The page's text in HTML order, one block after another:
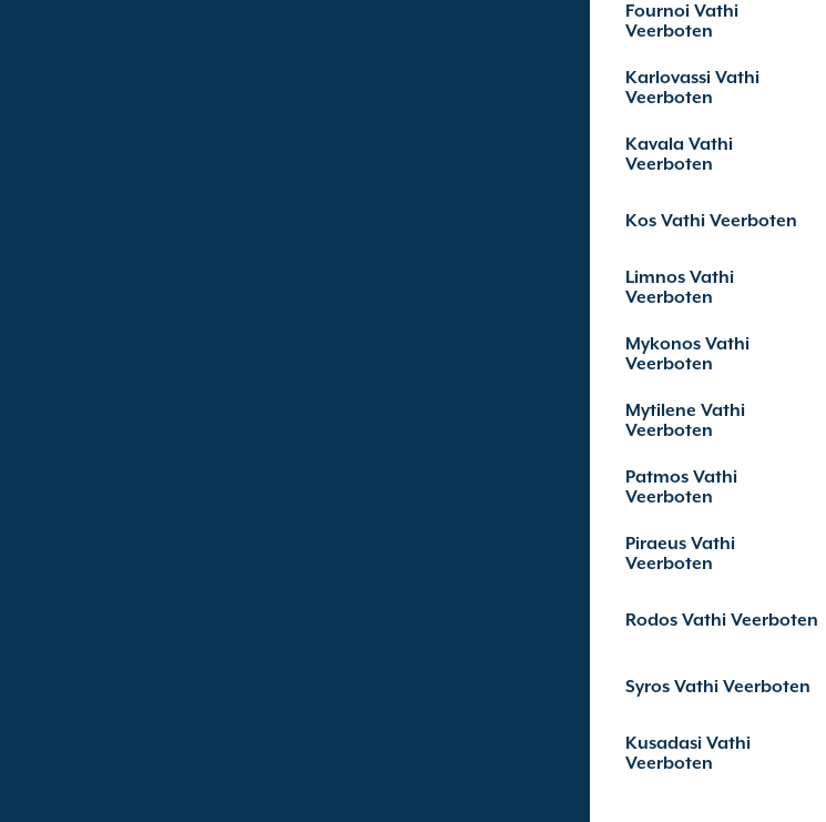
Fournoi Vathi
Veerboten
Karlovassi Vathi
Veerboten
Kavala Vathi
Veerboten
Kos Vathi Veerboten
Limnos Vathi
Veerboten
Mykonos Vathi
Veerboten
Mytilene Vathi
Veerboten
Patmos Vathi
Veerboten
Piraeus Vathi
Veerboten
Rodos Vathi Veerboten
Syros Vathi Veerboten
Kusadasi Vathi
Veerboten